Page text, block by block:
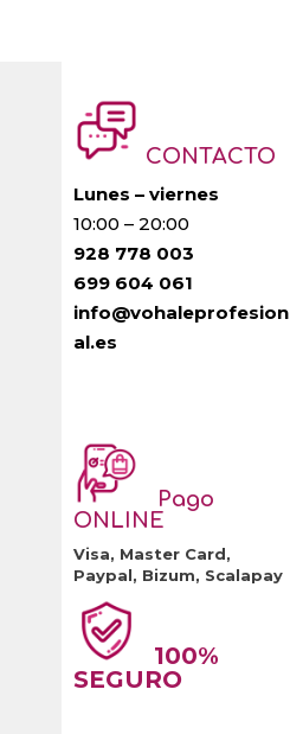
CONTACTO
Lunes – viernes
10:00 – 20:00
928 778 003
699 604 061
info@vohaleprofesion
al.es
Pago
ONLINE
Visa, Master Card,
Paypal, Bizum, Scalapay
100%
SEGURO